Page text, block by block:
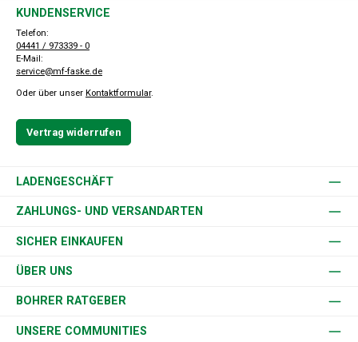
KUNDENSERVICE
Telefon:
04441 / 973339 - 0
E-Mail:
service@mf-faske.de
Oder über unser Kontaktformular.
Vertrag widerrufen
LADENGESCHÄFT
ZAHLUNGS- UND VERSANDARTEN
SICHER EINKAUFEN
ÜBER UNS
BOHRER RATGEBER
UNSERE COMMUNITIES